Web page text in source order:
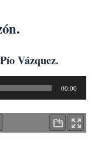
Vázquez.
00:00